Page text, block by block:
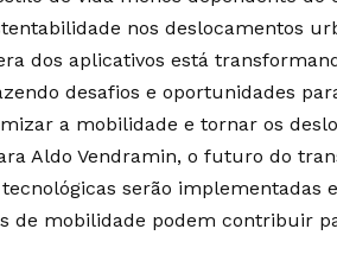
nos deslocamentos
dos aplicativos está
desafios e oportunidades
a mobilidade e tornar os
Aldo Vendramin, o futuro do
serão implementadas
de mobilidade podem contribuir